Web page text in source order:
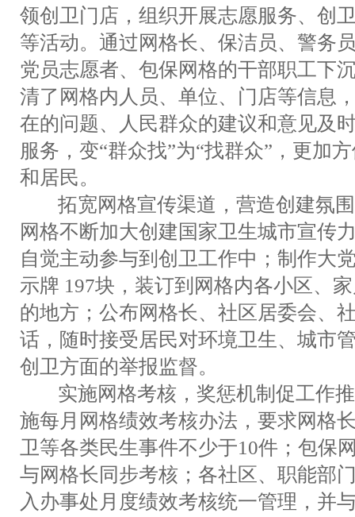
领创卫门店，组织开展志愿服务、创
等活动。通过网格长、保洁员、警务
党员志愿者、包保网格的干部职工下
清了网格内人员、单位、门店等信息
在的问题、人民群众的建议和意见及
服务，变“群众找”为“找群众”，更加
和居民。
拓宽网格宣传渠道，营造创建氛围
网格不断加大创建国家卫生城市宣传
自觉主动参与到创卫工作中；制作大
示牌 197块，装订到网格内各小区、
的地方；公布网格长、社区居委会、
话，随时接受居民对环境卫生、城市
创卫方面的举报监督。
实施网格考核，奖惩机制促工作推
施每月网格绩效考核办法，要求网格
卫等各类民生事件不少于10件；包保
与网格长同步考核；各社区、职能部
入办事处月度绩效考核统一管理，并